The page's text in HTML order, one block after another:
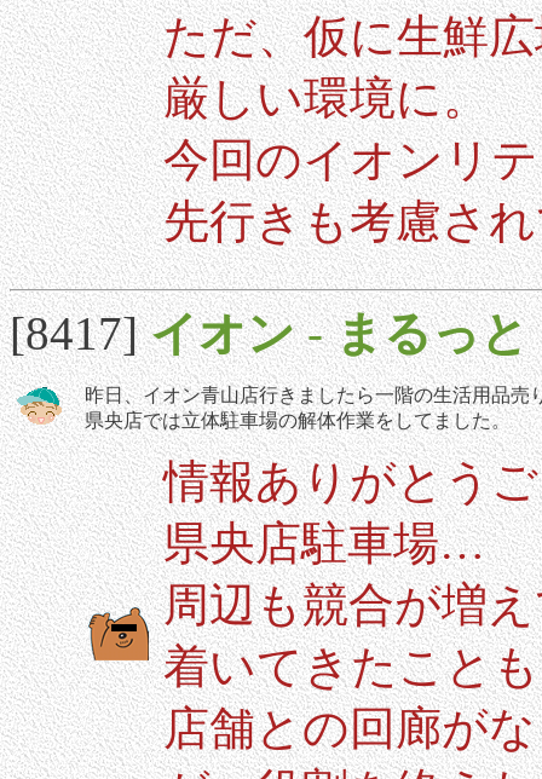
ただ、仮に生鮮
厳しい環境に。
今回のイオンリ
先行きも考慮さ
[8417]イオン-まるっと
昨日、イオン青山店行きましたら一階の生活用品
県央店では立体駐車場の解体作業をしてました。
情報ありがとう
県央店駐車場…
周辺も競合が増
着いてきたこと
店舗との回廊が